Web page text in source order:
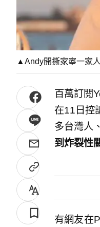
▲Andy開撕家寧一家
百萬訂閱
在11日控
多台灣人
到炸裂性
有網友在